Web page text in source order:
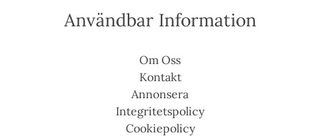
Användbar Information
Om Oss
Kontakt
Annonsera
Integritetspolicy
Cookiepolicy